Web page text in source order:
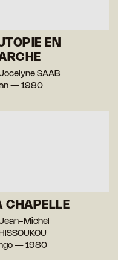
EN
SAAB
— 1980
CHAPELLE
Michel
— 1980